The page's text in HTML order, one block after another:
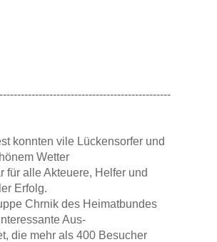
konnten vile Lückensorfer und
Wetter
für alle Akteuere, Helfer und
Erfolg.
Chrnik des Heimatbundes
Aus-
die mehr als 400 Besucher